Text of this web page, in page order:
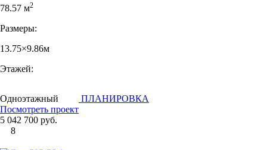
78.57 м2
Размеры:
13.75×9.86м
Этажей:
Одноэтажный
ПЛАНИРОВКА
Посмотреть проект
5 042 700 руб.
8